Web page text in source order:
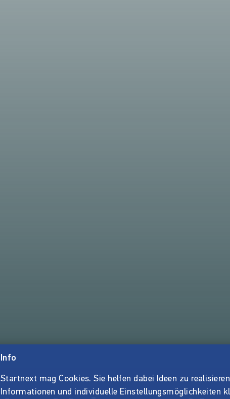
Info
Startnext mag Cookies. Sie helfen dabei Ideen zu
Informationen und individuelle Einstellungsmöglichkeiten